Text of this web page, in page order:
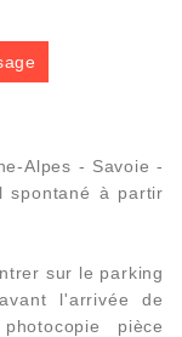
Alpes - Savoie -
spontané à partir
sur le parking
l'arrivée de
pièce